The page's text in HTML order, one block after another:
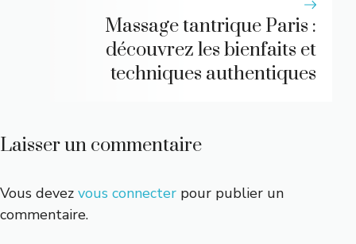
Massage tantrique Paris :
découvrez les bienfaits et
techniques authentiques
Laisser un commentaire
Vous devez vous connecter pour publier un
commentaire.